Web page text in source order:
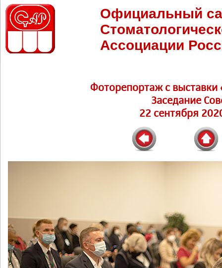
Официальный
Ассоциации
Фоторепортаж c выставки
Заседание
22 сентября